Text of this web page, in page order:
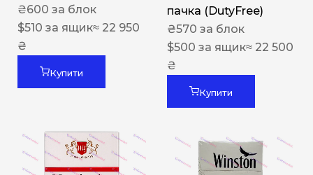
₴600 за блок
$510 за ящик≈ 22 950
₴
Купити
пачка (DutyFree)
₴570 за блок
$500 за ящик≈ 22 500
₴
Купити